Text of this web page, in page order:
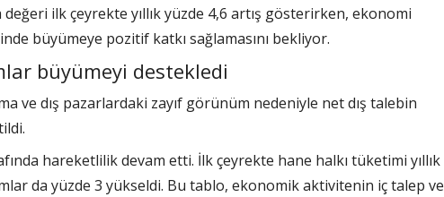
ilk çeyrekte yıllık yüzde 4,6 artış gösterirken, ekonomi
büyümeye pozitif katkı sağlamasını bekliyor.
büyümeyi destekledi
ve dış pazarlardaki zayıf görünüm nedeniyle net dış talebin
hareketlilik devam etti. İlk çeyrekte hane halkı tüketimi yıllık
da yüzde 3 yükseldi. Bu tablo, ekonomik aktivitenin iç talep ve